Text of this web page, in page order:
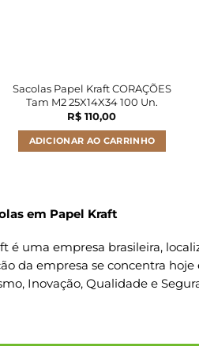
Sacolas Papel Kraft CORAÇÕES
Tam M2 25X14X34 100 Un.
R$ 110,00
ADICIONAR AO CARRINHO
em Papel Kraft
é uma empresa brasileira,
da empresa se concentra
Inovação, Qualidade e